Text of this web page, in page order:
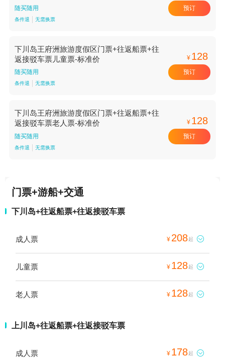
随买随用
条件退 无需换票
预订
下川岛王府洲旅游度假区门票+往返船票+往
返接驳车票儿童票-标准价
随买随用
条件退 无需换票
¥ 128
预订
下川岛王府洲旅游度假区门票+往返船票+往
返接驳车票老人票-标准价
随买随用
条件退 无需换票
¥ 128
预订
门票+游船+交通
下川岛+往返船票+往返接驳车票
成人票 ¥ 208起 
儿童票 ¥ 128起 
老人票 ¥ 128起 
上川岛+往返船票+往返接驳车票
成人票 ¥ 178起 